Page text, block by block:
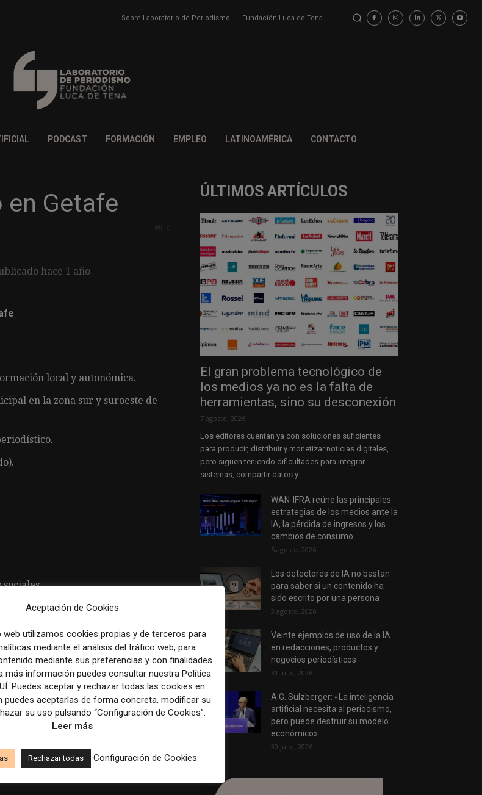
Sobre Laboratorio de Periodismo Fundación Luca de Tena
PODCAST FORMACIÓN EMPLEO LATINOAMÉRICA CONTACTO
Getafe
hace 1 año
local y autonómica.
en la zona sur y suroeste de
propios.
ÚLTIMOS ARTÍCULOS
El gran problema tecnológico de
los medios ya no es la falta de
herramientas, sino su desconexión
7 agosto, 2026
Los editores cuentan ya con soluciones suficientes
para producir, distribuir y monetizar noticias digitales,
pero siguen teniendo dificultades para integrar
sistemas, compartir datos y...
WAN-IFRA reúne las principales
estrategias de los medios ante la
IA, la pérdida de ingresos y los
cambios de consumo
5 agosto, 2026
Los detectores de IA no bastan
para saber si un contenido ha
sido escrito por una persona
3 agosto, 2026
Veinte ejemplos de uso de la IA
en redacciones, productos y
negocios periodísticos
31 julio, 2026
A.G. Sulzberger: «La inteligencia
artificial necesita al periodismo,
pero puede destruir su modelo
económico»
30 julio, 2026
Aceptación de Cookies
web utilizamos cookies propias y de terceros para
mediante el análisis del tráfico web, para
mediante sus preferencias y con finalidades
más información puedes consultar nuestra Política
Puedes aceptar y rechazar todas las cookies en
puedes aceptarlas de forma concreta, modificar su
su uso pulsando “Configuración de Cookies”.
Leer más
Rechazar todas Configuración de Cookies